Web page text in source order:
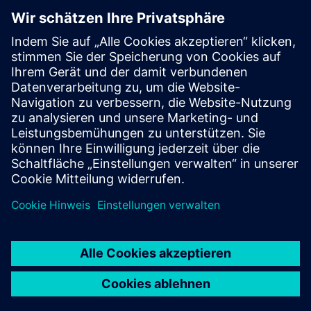
Follow
Press | Company | Siemens
© Siemens 1996 – 2026
Corporate Information
Privacy Notice
Cookie Notice
Digital ID